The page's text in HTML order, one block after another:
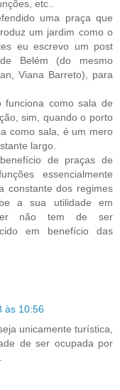
etc..
uma praça que
um jardim como o
eu escrevo um post
Belém (do mesmo
Viana Barreto), para
como sala de
sim, quando o porto
como sala, é um mero
largo.
de praças de
essencialmente
constante dos regimes
a sua utilidade em
não tem de ser
em benefício das
às 10:56
unicamente turística,
de ser ocupada por